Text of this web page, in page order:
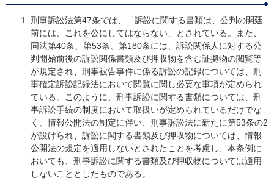
刑事訴訟法第47条では、「訴訟に関する書類は、公判の開廷
前には、これを公にしてはならない」とされている。また、
同法第40条、第53条、第180条には、訴訟関係人に対する公
判開始前後の訴訟関係書類及び押収物を含む証拠物の閲覧等
が規定され、刑事被告事件に係る訴訟の記録については、刑
事確定訴訟記録法において閲覧に関し必要な事項が定められ
ている。このように、刑事訴訟に関する書類については、刑
事訴訟手続の制度において取扱いが定められているだけでな
く、情報公開法の制定に伴い、刑事訴訟法に新たに第53条の2
が設けられ、訴訟に関する書類及び押収物については、情報
公開法の規定を適用しないとされたことを考慮し、本条例に
おいても、刑事訴訟に関する書類及び押収物については適用
しないこととしたものである。